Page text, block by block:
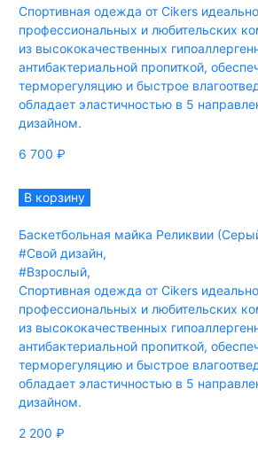
Спортивная одежда от Cikers
профессиональных и любительских
из высококачественных
антибактериальной пропиткой,
терморегуляцию и быстрое
обладает эластичностью в 5
дизайном.
6 700 ₽
В корзину
Баскетбольная майка Реликвии
#Свой дизайн,
#Взрослый,
Спортивная одежда от Cikers
профессиональных и любительских
из высококачественных
антибактериальной пропиткой,
терморегуляцию и быстрое
обладает эластичностью в 5
дизайном.
2 200 ₽